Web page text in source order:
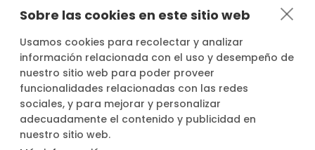
Sobre las cookies en este sitio web
Usamos cookies para recolectar y analizar
información relacionada con el uso y desempeño de
nuestro sitio web para poder proveer
funcionalidades relacionadas con las redes
sociales, y para mejorar y personalizar
adecuadamente el contenido y publicidad en
nuestro sitio web.
 Anfitriones asegurados*
*Actividad, con seguro voluntario de responsabilidad civil del
propietario, contratado por PLACE4PLAN, S.L. con AXA SEGUROS
GENERALES, S.A. de Seguros y Reaseguros, siempre que conste
notificada la reserva con mínimo 2 horas de antelación.